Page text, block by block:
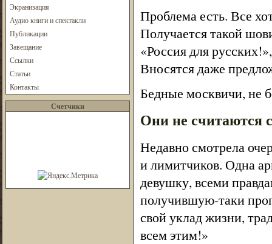
Экранизация
Аудио книги и спектакли
Публикации
Завещание
Ссылки
Статьи
Контакты
Счетчики
Проблема есть. Все
Получается такой
«Россия для
Вносятся даже
Бедные москвичи, не
Они не считаются
Недавно смотрела
и лимитчиков. Одна
девушку, всеми
получившую-таки
свой уклад жизни,
всем этим!»